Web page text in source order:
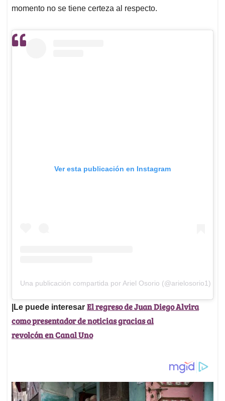
momento no se tiene certeza al respecto.
Ver esta publicación en Instagram
Una publicación compartida por Ariel Osorio (@arielosorio1)
|Le puede interesar El regreso de Juan Diego Alvira
como presentador de noticias gracias al
revolcón en Canal Uno